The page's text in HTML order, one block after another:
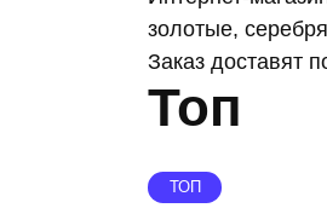
золотые,
Заказ доставят
Топ
ТОП